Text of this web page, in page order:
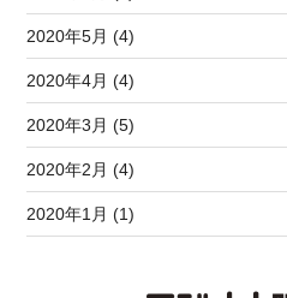
2020年5月 (4)
2020年4月 (4)
2020年3月 (5)
2020年2月 (4)
2020年1月 (1)